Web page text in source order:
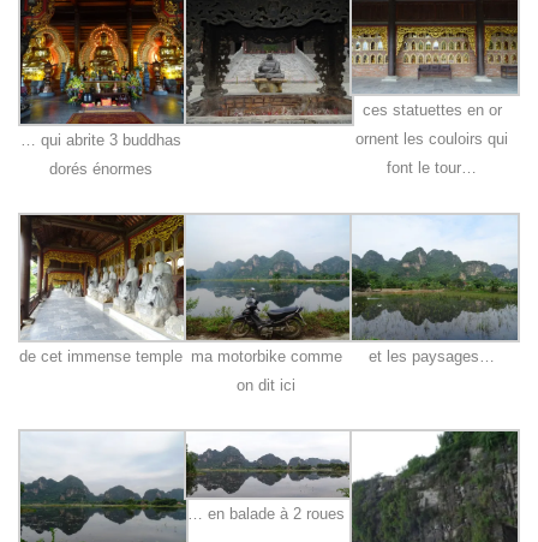
… qui abrite 3 buddhas
dorés énormes
ces statuettes en or
ornent les couloirs qui
font le tour…
de cet immense temple ma motorbike comme
on dit ici
et les paysages…
… en balade à 2 roues